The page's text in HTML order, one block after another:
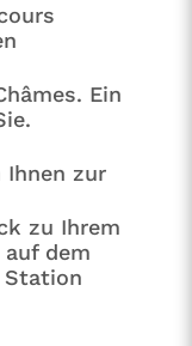
Ein
Ihnen zur
zu Ihrem
dem
Station